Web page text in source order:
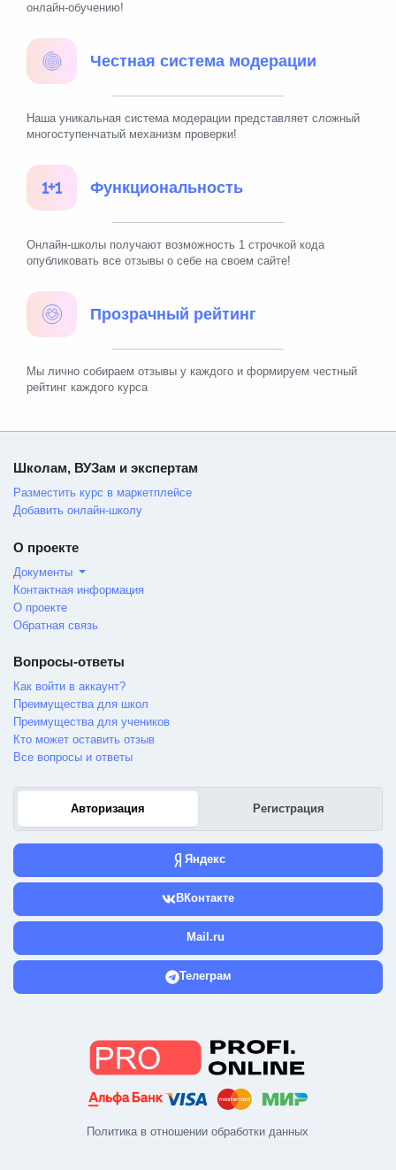
онлайн-обучению!
Честная система модерации
Наша уникальная система модерации представляет сложный
многоступенчатый механизм проверки!
Функциональность
Онлайн-школы получают возможность 1 строчкой кода
опубликовать все отзывы о себе на своем сайте!
Прозрачный рейтинг
Мы лично собираем отзывы у каждого и формируем честный
рейтинг каждого курса
Политика в отношении обработки данных
Школам, ВУЗам и экспертам
Разместить курс в маркетплейсе
Добавить онлайн-школу
О проекте
Документы
Контактная информация
О проекте
Обратная связь
Вопросы-ответы
Как войти в аккаунт?
Преимущества для школ
Преимущества для учеников
Кто может оставить отзыв
Все вопросы и ответы
Авторизация Регистрация
Яндекс
ВКонтакте
Mail.ru
Телеграм